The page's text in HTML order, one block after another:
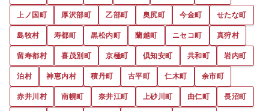
上ノ国町
厚沢部町 乙部町 奥尻町 今金町
せたな町
島牧村
寿都町 黒松内町 蘭越町 ニセコ町
真狩村
留寿都村
喜茂別町 京極町 倶知安町 共和町
岩内町
泊村
神恵内村 積丹町 古平町 仁木町
余市町
赤井川村
南幌町 奈井江町 上砂川町 由仁町
長沼町